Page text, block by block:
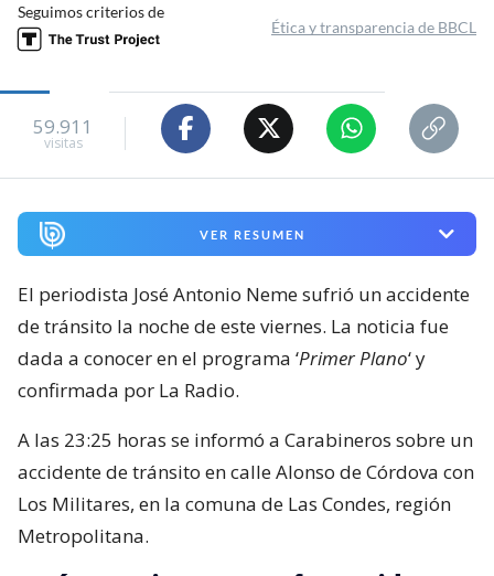
Seguimos criterios de
Ética y transparencia de BBCL
59.911
visitas
VER RESUMEN
El periodista José Antonio Neme sufrió un accidente
de tránsito la noche de este viernes. La noticia fue
dada a conocer en el programa ‘Primer Plano‘ y
confirmada por La Radio.
A las 23:25 horas se informó a Carabineros sobre un
accidente de tránsito en calle Alonso de Córdova con
Los Militares, en la comuna de Las Condes, región
Metropolitana.